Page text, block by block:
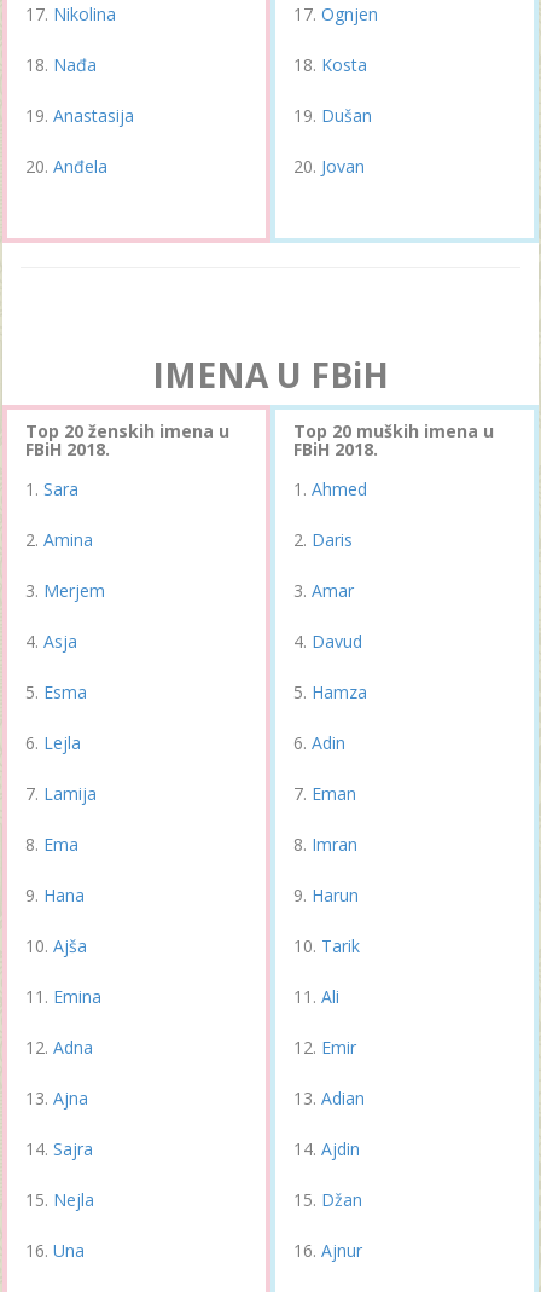
Nikolina
Nađa
Anastasija
Anđela
Ognjen
Kosta
Dušan
Jovan
IMENA U FBiH
Top 20 ženskih imena u
FBiH 2018.
Sara
Amina
Merjem
Asja
Esma
Lejla
Lamija
Ema
Hana
Ajša
Emina
Adna
Ajna
Sajra
Nejla
Una
Top 20 muških imena u
FBiH 2018.
Ahmed
Daris
Amar
Davud
Hamza
Adin
Eman
Imran
Harun
Tarik
Ali
Emir
Adian
Ajdin
Džan
Ajnur